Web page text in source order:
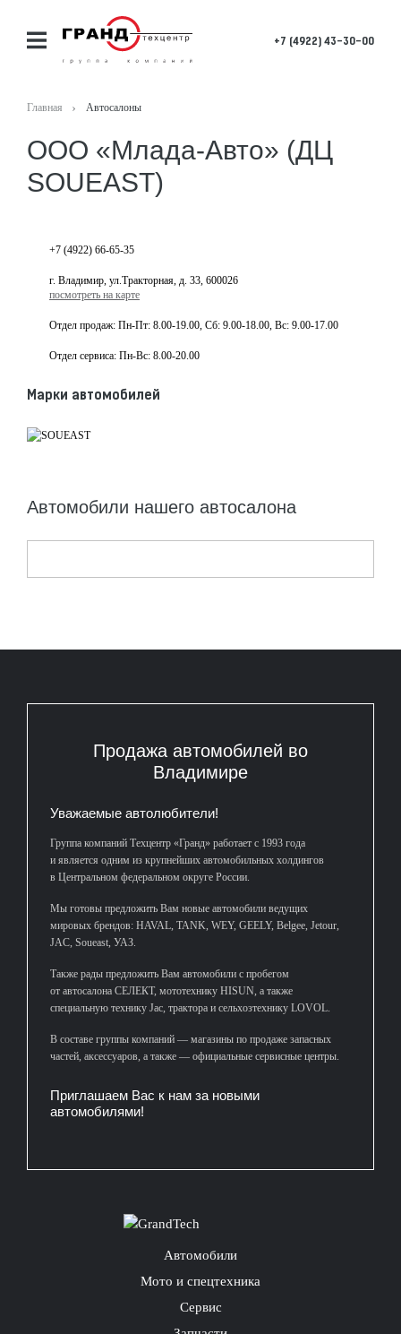
+7 (4922) 43-30-00
Главная Автосалоны
ООО «Млада-Авто» (ДЦ
SOUEAST)
+7 (4922) 66-65-35
г. Владимир, ул.Тракторная, д. 33, 600026
посмотреть на карте
Отдел продаж: Пн-Пт: 8.00-19.00, Сб: 9.00-18.00, Вс: 9.00-17.00
Отдел сервиса: Пн-Вс: 8.00-20.00
Марки автомобилей
Автомобили нашего автосалона
Продажа автомобилей во
Владимире
Уважаемые автолюбители!
Группа компаний Техцентр «Гранд» работает с 1993 года
и является одним из крупнейших автомобильных холдингов
в Центральном федеральном округе России.
Мы готовы предложить Вам новые автомобили ведущих
мировых брендов: HAVAL, TANK, WEY, GEELY, Belgee, Jetour,
JAC, Soueast, УАЗ.
Также рады предложить Вам автомобили с пробегом
от автосалона СЕЛЕКТ, мототехнику HISUN, а также
специальную технику Jac, трактора и сельхозтехнику LOVOL.
В составе группы компаний — магазины по продаже запасных
частей, аксессуаров, а также — официальные сервисные центры.
Приглашаем Вас к нам за новыми
автомобилями!
Автомобили
Мото и спецтехника
Сервис